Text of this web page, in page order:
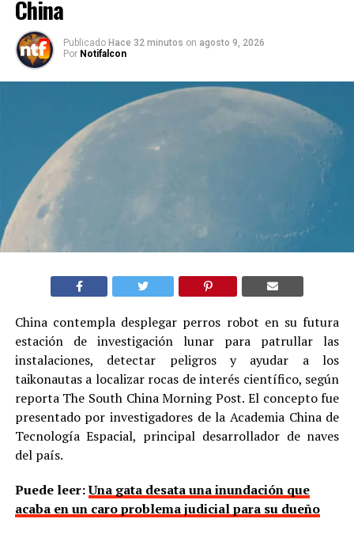
China
Publicado Hace 32 minutos on agosto 9, 2026
Por Notifalcon
China contempla desplegar perros robot en su futura
estación de investigación lunar para patrullar las
instalaciones, detectar peligros y ayudar a los
taikonautas a localizar rocas de interés científico, según
reporta The South China Morning Post. El concepto fue
presentado por investigadores de la Academia China de
Tecnología Espacial, principal desarrollador de naves
del país.
Puede leer:Una gata desata una inundación que
acaba en un caro problema judicial para su dueño